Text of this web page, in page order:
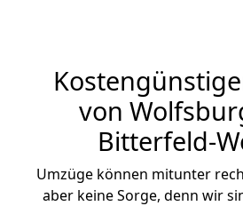
von
Bitterfeld-
Umzüge können mitunter
aber keine Sorge, denn wir